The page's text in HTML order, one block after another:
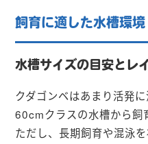
飼育に適した水槽環境
水槽サイズの目安とレ
クダゴンベはあまり活発
60cmクラスの水槽から飼
ただし、長期飼育や混泳